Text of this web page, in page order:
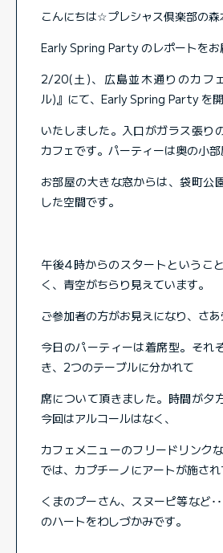
こんにちは☆プレシャス倶楽部の森
Early Spring Party のレポートをお
2/20(土)、広島並木通りのカフ
ル)』にて、Early Spring Party を
いたしました。入口がガラス張り
カフェです。パーティーは奥の小部
お部屋の大きな窓からは、袋町公
した空間です。
午後4時からのスタートというこ
く、青空がちらり見えています。
ご参加者の方がお見えになり、さ
今日のパーティーは着席型。それ
き、2つのテーブルに分かれて
席について頂きました。時間が夕
今回はアルコールはなく、
カフェメニューのフリードリンク
では、カプチーノにアートが施され
くまのプーさん、スヌーピ等など･
のハートをわしづかみです。